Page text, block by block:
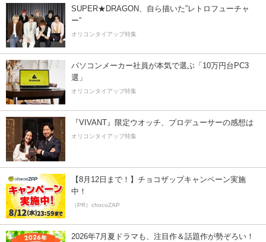
SUPER★DRAGON、自ら描いた”レトロフューチャ
ー”
オリコンタイアップ特集
パソコンメーカー社員が本気で選ぶ「10万円台PC3
選」
オリコンタイアップ特集
『VIVANT』限定ウオッチ、プロデューサーの感想は
オリコンタイアップ特集
【8月12日まで！】チョコザップキャンペーン実施
中！
（PR）chocoZAP
2026年7月夏ドラマも、注目作＆話題作が勢ぞろい！